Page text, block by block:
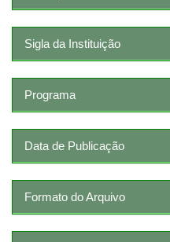
Sigla da Instituição
Programa
Data de Publicação
Formato do Arquivo